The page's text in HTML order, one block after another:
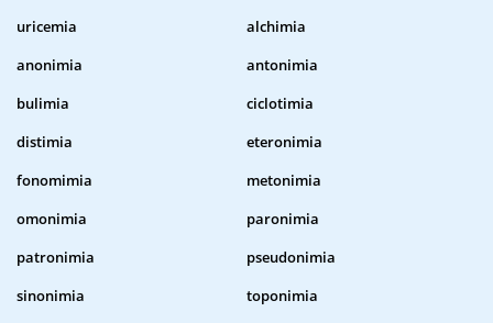
uricemia
alchimia
anonimia
antonimia
bulimia
ciclotimia
distimia
eteronimia
fonomimia
metonimia
omonimia
paronimia
patronimia
pseudonimia
sinonimia
toponimia